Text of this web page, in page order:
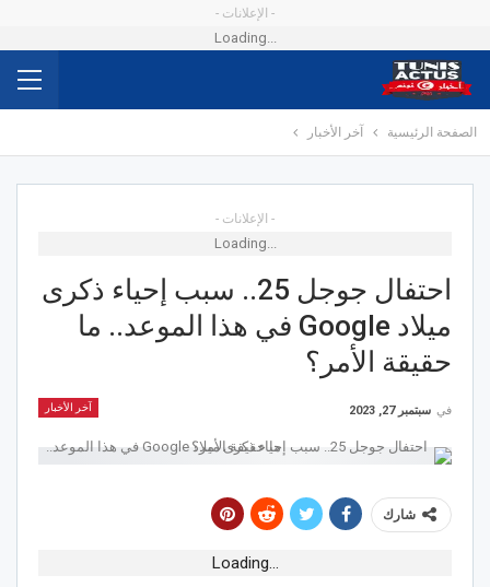
- الإعلانات -
Loading...
الصفحة الرئيسية آخر الأخبار
- الإعلانات -
Loading...
احتفال جوجل 25.. سبب إحياء ذكرى
ميلاد Google في هذا الموعد.. ما
حقيقة الأمر؟
آخر الأخبار في سبتمبر 27, 2023
شارك
Loading...